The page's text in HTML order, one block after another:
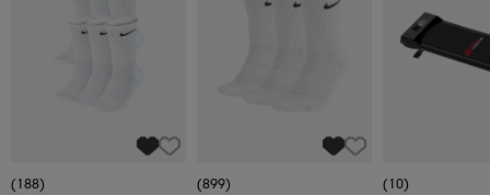
(188)
(899)
(10)